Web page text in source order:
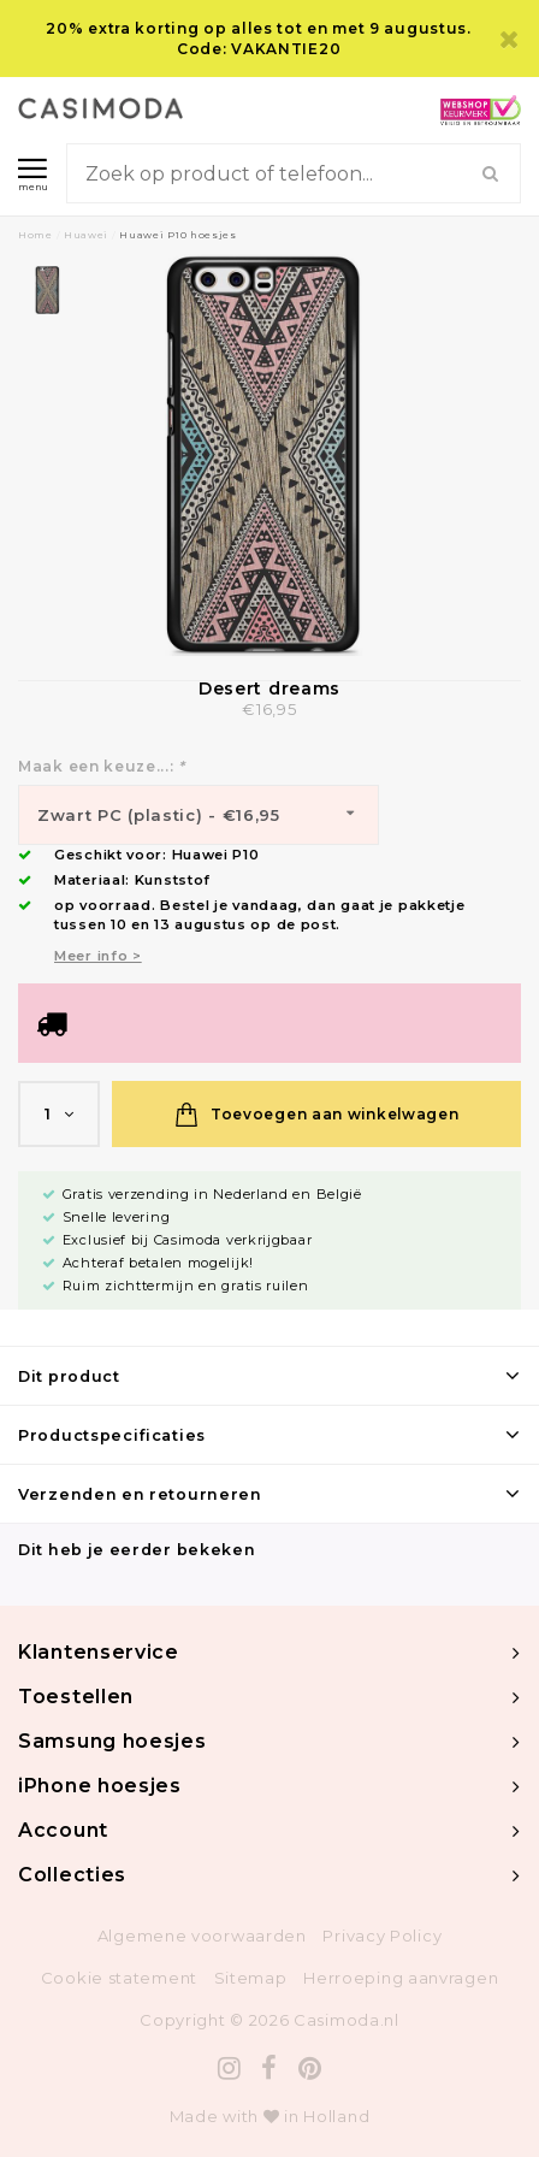
20% extra korting op alles tot en met 9 augustus.
Code: VAKANTIE20
menu
Home Huawei Huawei P10 hoesjes
Desert dreams
€16,95
Maak een keuze...: *
Zwart PC (plastic) - €16,95
Geschikt voor: Huawei P10
Materiaal: Kunststof
op voorraad.Bestel je vandaag, dan gaat je pakketje
tussen 10 en 13 augustus op de post.
Meer info >
1 Toevoegen aan winkelwagen
Gratis verzending in Nederland en België
Snelle levering
Exclusief bij Casimoda verkrijgbaar
Achteraf betalen mogelijk!
Ruim zichttermijn en gratis ruilen
Dit product
Productspecificaties
Verzenden en retourneren
Dit heb je eerder bekeken
Klantenservice
Toestellen
Samsung hoesjes
iPhone hoesjes
Account
Collecties
Algemene voorwaarden Privacy Policy
Cookie statement Sitemap Herroeping aanvragen
Copyright © 2026 Casimoda.nl
Made with in Holland